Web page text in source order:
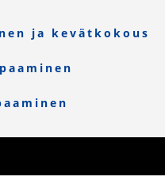
ja kevätkokous